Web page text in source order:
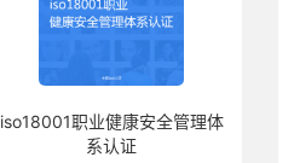
iso18001职业健康安全管理体
系认证